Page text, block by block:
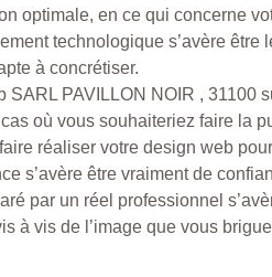
optimale, en ce qui concerne
technologique s’avère être
à concrétiser.
SARL PAVILLON NOIR , 31100
où vous souhaiteriez faire la
réaliser votre design web
s’avère être vraiment de
par un réel professionnel
à vis de l’image que vous